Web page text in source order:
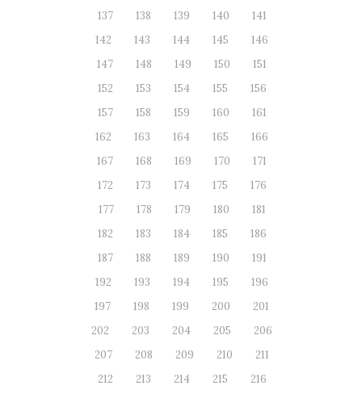
137
138 139 140
141
142
143 144 145
146
147
148 149 150
151
152
153 154 155
156
157
158 159 160
161
162
163 164 165
166
167
168 169 170
171
172
173 174 175
176
177
178 179 180
181
182
183 184 185
186
187
188 189 190
191
192
193 194 195
196
197
198 199 200
201
202
203 204 205
206
207
208 209 210
211
212
213 214 215
216